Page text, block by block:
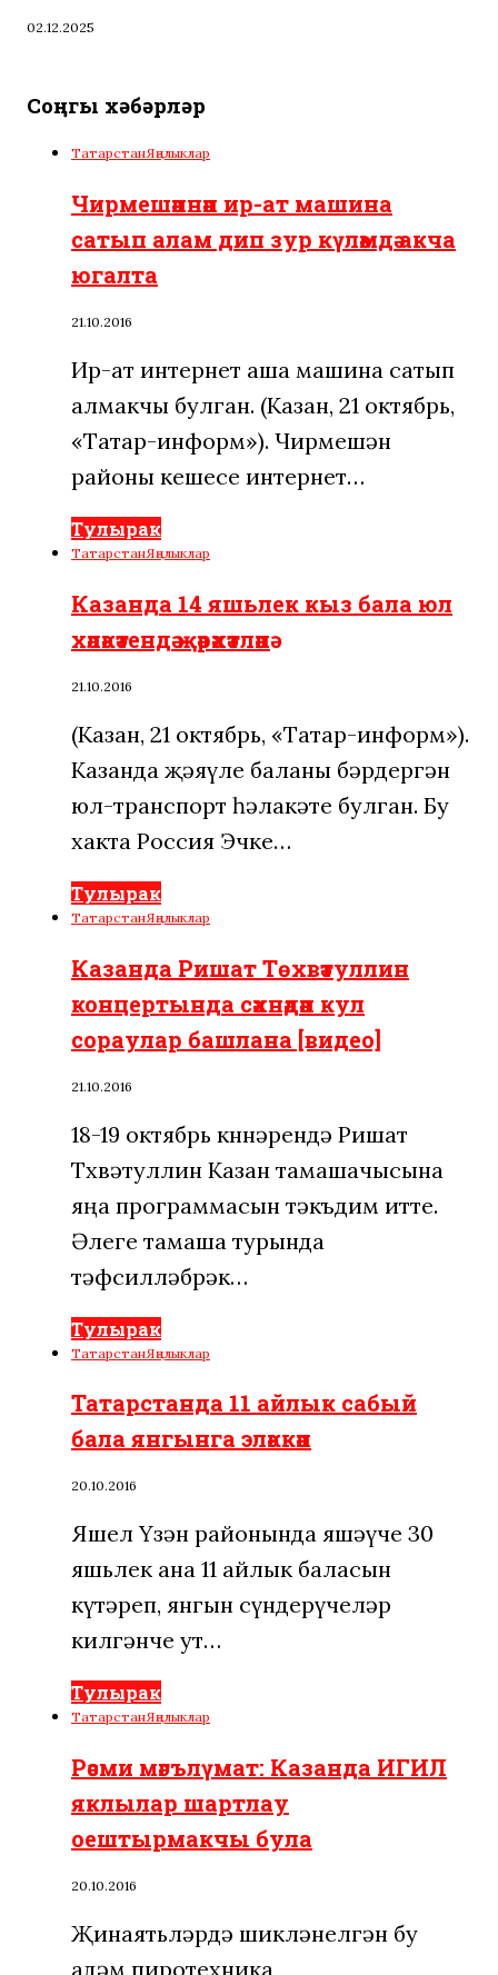
02.12.2025
Соңгы хәбәрләр
ТатарстанЯңалыклар
Чирмешәннән ир-ат машина
сатып алам дип зур күләмдә акча
югалта
21.10.2016
Ир-ат интернет аша машина сатып
алмакчы булган. (Казан, 21 октябрь,
«Татар-информ»). Чирмешән
районы кешесе интернет…
Тулырак
ТатарстанЯңалыклар
Казанда 14 яшьлек кыз бала юл
хәләкәтендә җәрәхәтләнә
21.10.2016
(Казан, 21 октябрь, «Татар-информ»).
Казанда җәяүле баланы бәрдергән
юл-транспорт һәлакәте булган. Бу
хакта Россия Эчке…
Тулырак
ТатарстанЯңалыклар
Казанда Ришат Төхвәтуллин
концертында сәхнәдән кул
сораулар башлана [видео]
21.10.2016
18-19 октябрь көннәрендә Ришат
Төхвәтуллин Казан тамашачысына
яңа программасын тәкъдим итте.
Әлеге тамаша турында
тәфсилләбрәк…
Тулырак
ТатарстанЯңалыклар
Татарстанда 11 айлык сабый
бала янгынга эләккән
20.10.2016
Яшел Үзән районында яшәүче 30
яшьлек ана 11 айлык баласын
күтәреп, янгын сүндерүчеләр
килгәнче ут…
Тулырак
ТатарстанЯңалыклар
Рәсми мәгълүмат: Казанда ИГИЛ
яклылар шартлау
оештырмакчы була
20.10.2016
Җинаятьләрдә шикләнелгән бу
адәм пиротехника